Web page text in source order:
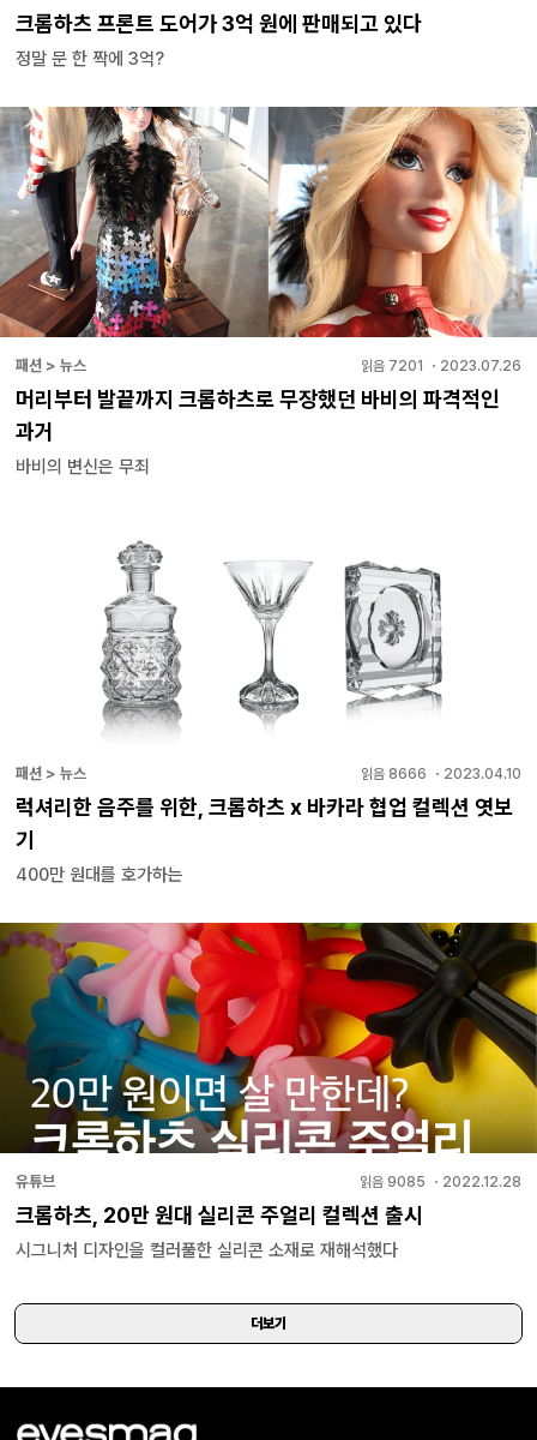
크롬하츠 프론트 도어가 3억 원에 판매되고 있다
정말 문 한 짝에 3억?
패션 > 뉴스 읽음 7201 ・ 2023.07.26
머리부터 발끝까지 크롬하츠로 무장했던 바비의 파격적인
과거
바비의 변신은 무죄
패션 > 뉴스 읽음 8666 ・ 2023.04.10
럭셔리한 음주를 위한, 크롬하츠 x 바카라 협업 컬렉션 엿보
기
400만 원대를 호가하는
유튜브 읽음 9085 ・ 2022.12.28
크롬하츠, 20만 원대 실리콘 주얼리 컬렉션 출시
시그니처 디자인을 컬러풀한 실리콘 소재로 재해석했다
더보기